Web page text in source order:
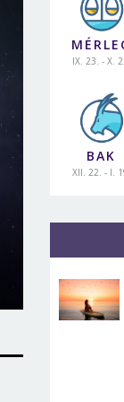
IX. 23. - X.
BAK
XII. 22. - I.